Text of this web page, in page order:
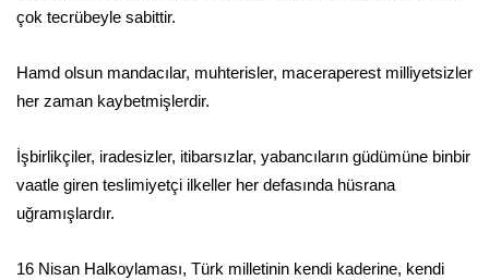
çok tecrübeyle sabittir.
Hamd olsun mandacılar, muhterisler, maceraperest milliyetsizler
her zaman kaybetmişlerdir.
İşbirlikçiler, iradesizler, itibarsızlar, yabancıların güdümüne binbir
vaatle giren teslimiyetçi ilkeller her defasında hüsrana
uğramışlardır.
16 Nisan Halkoylaması, Türk milletinin kendi kaderine, kendi